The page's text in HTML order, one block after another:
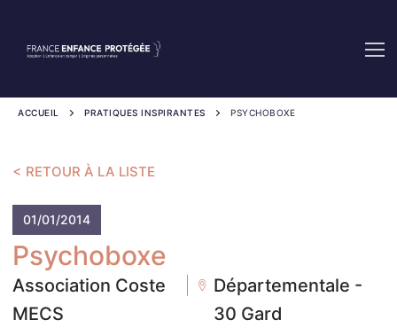
contenu
ACCUEIL PRATIQUES INSPIRANTES PSYCHOBOXE
RETOUR À LA LISTE
01/01/2014
Psychoboxe
Association Coste
MECS
Départementale -
30 Gard